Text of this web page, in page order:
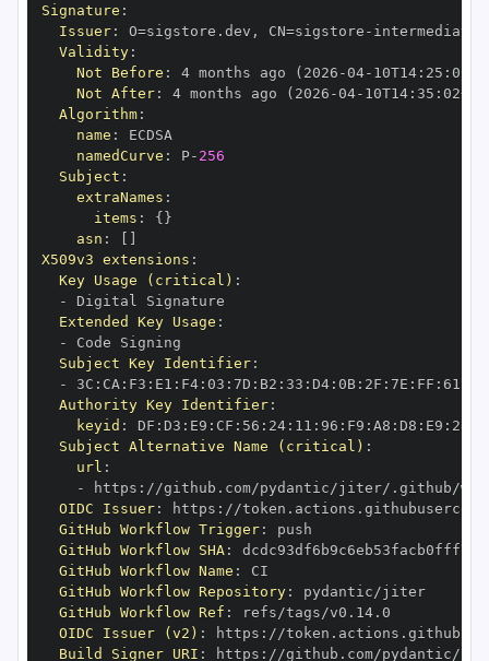
Signature :
Issuer: O=sigstore.dev , CN=sigstore -
Validity:
Not Before : 4 months ago (2026 -04- 10T14: 25 :
Not After: 4 months ago (2026 -04- 10T14: 35 : 02+00
Algorithm:
name :
namedCurve : P- 256
Subject :
extraNames :
items : { }
asn :
X509v3 extensions :
Key Usage (critical) :
-
Extended Key Usage :
-
Subject Key Identifier:
-
3C : CA : F3 : E1 : F4: 03 : 7D : B2 : 33 : D4: 0B: 2F : 7E : FF : 61
Authority Key Identifier:
keyid : DF : D3 : E9 : CF : 56 : 24: 11 : 96 : F9 : A8 : D8 : E9 : 28
Subject Alternative Name (critical) :
url :
-
https :
OIDC Issuer: https :
GitHub Workflow Trigger:
GitHub Workflow SHA:
GitHub Workflow Name :
GitHub Workflow Repository:
pydantic/jiter
GitHub Workflow Ref :
OIDC Issuer (v2) : https :
Build Signer URI : https :